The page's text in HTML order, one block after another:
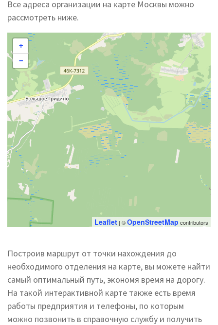
Все адреса организации на карте Москвы можно
рассмотреть ниже.
+
−
Leaflet | ©OpenStreetMap contributors
Построив маршрут от точки нахождения до
необходимого отделения на карте, вы можете найти
самый оптимальный путь, экономя время на дорогу.
На такой интерактивной карте также есть время
работы предприятия и телефоны, по которым
можно позвонить в справочную службу и получить